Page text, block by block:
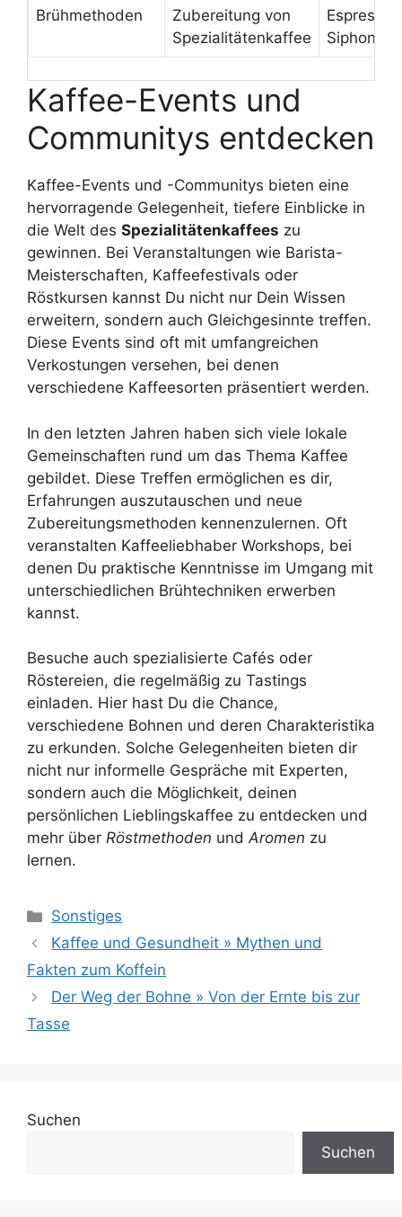
Brühmethoden
Zubereitung von
Spezialitätenkaffee
Espresso,
Siphon
Kaffee-Events und
Communitys entdecken
Kaffee-Events und -Communitys bieten eine
hervorragende Gelegenheit, tiefere Einblicke in
die Welt des Spezialitätenkaffees zu
gewinnen. Bei Veranstaltungen wie Barista-
Meisterschaften, Kaffeefestivals oder
Röstkursen kannst Du nicht nur Dein Wissen
erweitern, sondern auch Gleichgesinnte treffen.
Diese Events sind oft mit umfangreichen
Verkostungen versehen, bei denen
verschiedene Kaffeesorten präsentiert werden.
In den letzten Jahren haben sich viele lokale
Gemeinschaften rund um das Thema Kaffee
gebildet. Diese Treffen ermöglichen es dir,
Erfahrungen auszutauschen und neue
Zubereitungsmethoden kennenzulernen. Oft
veranstalten Kaffeeliebhaber Workshops, bei
denen Du praktische Kenntnisse im Umgang mit
unterschiedlichen Brühtechniken erwerben
kannst.
Besuche auch spezialisierte Cafés oder
Röstereien, die regelmäßig zu Tastings
einladen. Hier hast Du die Chance,
verschiedene Bohnen und deren Charakteristika
zu erkunden. Solche Gelegenheiten bieten dir
nicht nur informelle Gespräche mit Experten,
sondern auch die Möglichkeit, deinen
persönlichen Lieblingskaffee zu entdecken und
mehr über Röstmethoden undAromen zu
lernen.
Kategorien
Sonstiges
Kaffee und Gesundheit » Mythen und
Fakten zum Koffein
Der Weg der Bohne » Von der Ernte bis zur
Tasse
Suchen
Suchen